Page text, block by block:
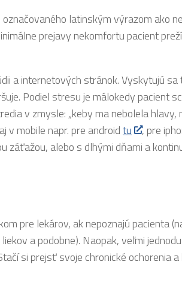
latinským výrazom ako
prejavy nekomfortu pacient
a internetových stránok. Vyskytujú sa
Podiel stresu je málokedy pacient
v zmysle: „keby ma nebolela hlavy,
v mobile napr. pre androidtu , pre
záťažou, alebo s dlhými dňami a
pre lekárov, ak nepoznajú pacienta
a podobne). Naopak, veľmi
si prejsť svoje chronické ochorenia